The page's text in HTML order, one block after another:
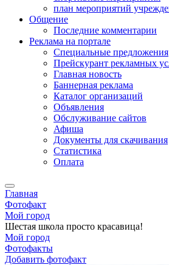
план мероприятий
Общение
Последние комментарии
Реклама на портале
Специальные предложения
Прейскурант рекламных
Главная новость
Баннерная реклама
Каталог организаций
Объявления
Обслуживание сайтов
Афиша
Документы для скачивания
Статистика
Оплата
Главная
Фотофакт
Мой город
Шестая школа просто красавица!
Мой город
Фотофакты
Добавить фотофакт